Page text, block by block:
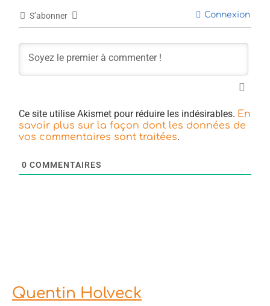
S’abonner Connexion
Ce site utilise Akismet pour réduire les indésirables. En
savoir plus sur la façon dont les données de
vos commentaires sont traitées.
0 COMMENTAIRES
Quentin Holveck